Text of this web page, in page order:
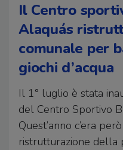
Il Centro
Alaquás
comunale per
giochi d’acqua
Il 1° luglio è stata
del Centro Sportivo
Quest’anno c’era
ristrutturazione della